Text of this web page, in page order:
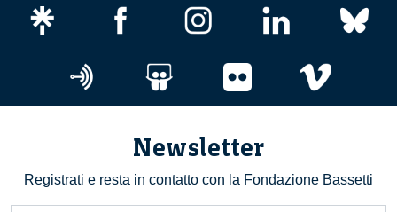
Newsletter
Registrati e resta in contatto con la Fondazione Bassetti